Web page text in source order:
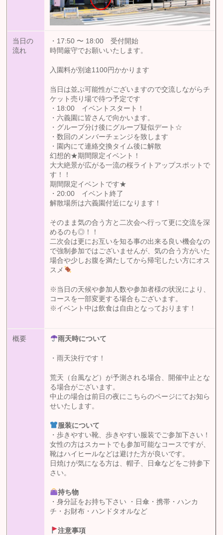
当日の
流れ
・17:50 〜 18:00 受付開始
時間厳守でお願いいたします。
入園料が別途1100円かかります
当日は並ぶ可能性がございますので交流しながらチ
ケット売り場で待つ予定です
・18:00 イベントスタート！
・六義園に皆さんで向かいます。
・グループ分け後にグループ疑似デート☆
・数回のメンバーチェンジを致します
・園内にて連絡交換タイム後に解散
幻想的★期間限定イベント！
大大絶景が広がる一流の桜ライトアップスポットで
す！！
期間限定イベントです★
・20:00 イベント終了
解散場所は六義園付近になります！
そのまま気の合う方と二次会へ行って更に交流を深
めるのも◎！！
二次会は更にお互いを知る事の出来る良い機会なの
で強制参加ではございませんが、気の合う方がいた
場合や少しお腹を満たしてから帰宅したい方にオス
スメ
※当日の天候や参加人数や参加者様の状況により、
コースを一部変更する場合もございます。
※イベント中は飲食は自由となっております！
概要 雨天時について
・雨天決行です！
荒天（台風など）が予測される場合、開催中止とな
る場合がございます。
中止の場合は前日の夜にこちらのページにてお知ら
せいたします。
服装について
・歩きやすい靴、歩きやすい服装でご参加下さい！
女性の方はスカートでも参加可能なコースですが、
靴はハイヒールなどは避けた方が良いです。
日焼けが気になる方は、帽子、日傘などをご持参下
さい。
持ち物
・身分証をお持ち下さい ・日傘・携帯・ハンカ
チ・お財布・ハンドタオルなど
注意事項